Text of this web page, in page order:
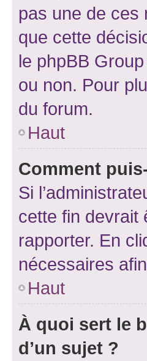
pas une de ces
que cette
le phpBB
ou non. Pour
du forum.
Haut
Comment
Si
cette fin devrait
rapporter. En
nécessaires
Haut
À quoi sert le
d’un sujet ?